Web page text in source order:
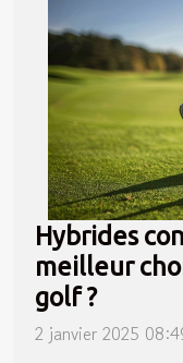
Hybrides
meilleur
golf ?
2 janvier 2025